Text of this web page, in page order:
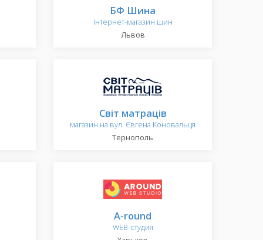
БФ Шина
інтернет-магазин шин
Львов
Світ матраців
магазин на вул. Євгена Коновальця
Тернополь
A-round
WEB-студия